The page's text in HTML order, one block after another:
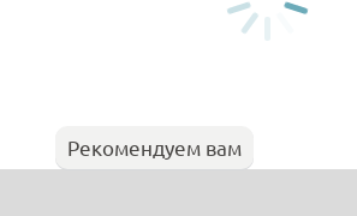
Рекомендуем вам